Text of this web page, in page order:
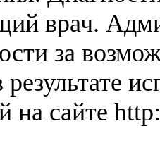
врач.
за
на сайте